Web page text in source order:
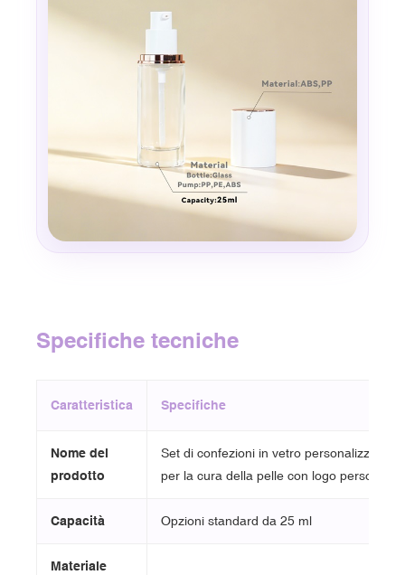
Specifiche tecniche
Caratteristica Specifiche
Nome del
prodotto
Set di confezioni in vetro personalizzate
per la cura della pelle con logo
Capacità Opzioni standard da 25 ml
Materiale